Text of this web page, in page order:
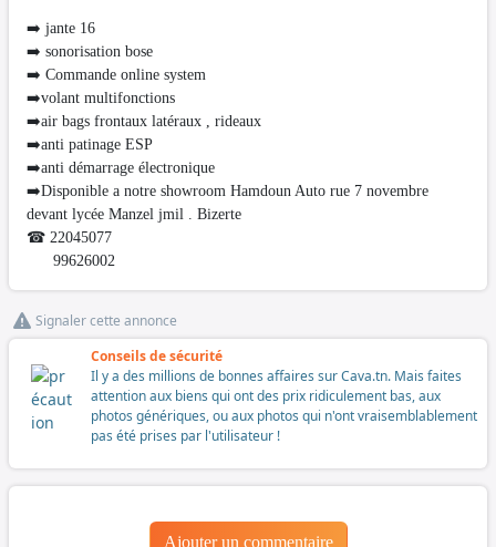
➡️ jante 16
➡️ sonorisation bose
➡️ Commande online system
➡️volant multifonctions
➡️air bags frontaux latéraux , rideaux
➡️anti patinage ESP
➡️anti démarrage électronique
➡️Disponible a notre showroom Hamdoun Auto rue 7 novembre
devant lycée Manzel jmil . Bizerte
☎ 22045077
99626002
Signaler cette annonce
Conseils de sécurité
Il y a des millions de bonnes affaires sur Cava.tn. Mais faites
attention aux biens qui ont des prix ridiculement bas, aux
photos génériques, ou aux photos qui n'ont vraisemblablement
pas été prises par l'utilisateur !
Ajouter un commentaire